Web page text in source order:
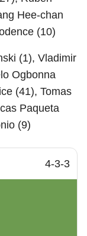
Hee-chan
(10)
(1), Vladimir
Ogbonna
(41), Tomas
Paqueta
(9)
4-3-3